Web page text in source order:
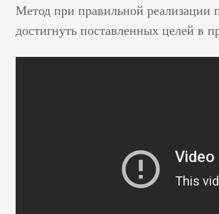
Метод при правильной реализации
достигнуть поставленных целей в